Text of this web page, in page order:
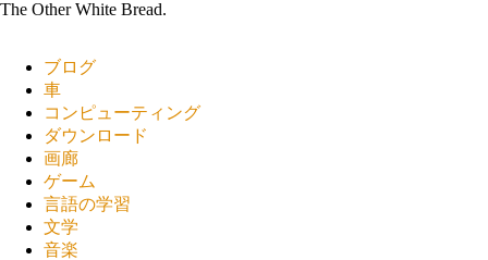
The Other White Bread.
ブログ
車
コンピューティング
ダウンロード
画廊
ゲーム
言語の学習
文学
音楽